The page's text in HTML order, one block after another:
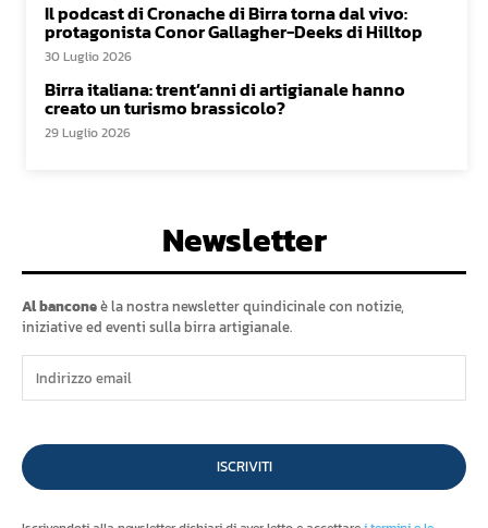
Il podcast di Cronache di Birra torna dal vivo:
protagonista Conor Gallagher-Deeks di Hilltop
30 Luglio 2026
Birra italiana: trent’anni di artigianale hanno
creato un turismo brassicolo?
29 Luglio 2026
Newsletter
Al banconeè la nostra newsletter quindicinale con notizie,
iniziative ed eventi sulla birra artigianale.
ISCRIVITI